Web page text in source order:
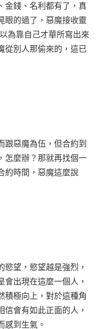
金錢、名利都有了，真
眼的過了，惡魔接收靈
為靠自己才華所寫出來
從別人那偷來的，這已
跟惡魔為伍，但合約到
怎麼辦？那就再找個一
約時間，惡魔這麼說
慾望，慾望越是強烈，
出現在這麼一個人，
積極向上，對於這種角
會有如此正面的人，
感到生氣。